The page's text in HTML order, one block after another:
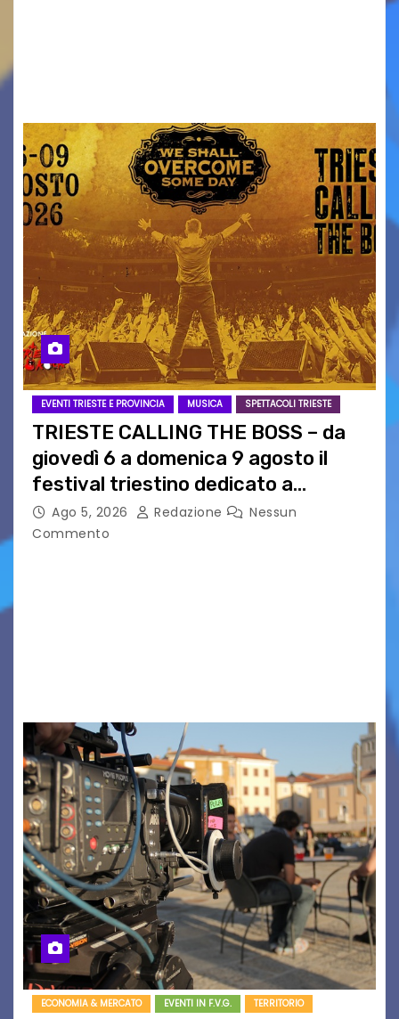
EVENTI TRIESTE E PROVINCIA MUSICA SPETTACOLI TRIESTE
TRIESTE CALLING THE BOSS – da
giovedì 6 a domenica 9 agosto il
festival triestino dedicato a
Springsteen
Ago 5, 2026 Redazione
Nessun
Commento
ECONOMIA & MERCATO EVENTI IN F.V.G. TERRITORIO